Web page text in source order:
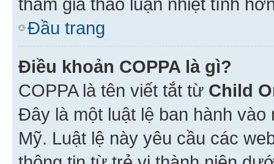
Đầu trang
Điều khoản COPPA là gì?
COPPA là tên viết tắt từ Child
Đây là một luật lệ ban hành
Mỹ. Luật lệ này yêu cầu các